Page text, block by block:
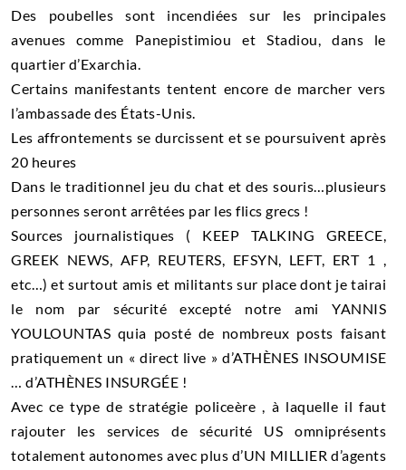
Des poubelles sont incendiées sur les principales
avenues comme Panepistimiou et Stadiou, dans le
quartier d’Exarchia.
Certains manifestants tentent encore de marcher vers
l’ambassade des États-Unis.
Les affrontements se durcissent et se poursuivent après
20 heures
Dans le traditionnel jeu du chat et des souris…plusieurs
personnes seront arrêtées par les flics grecs !
Sources journalistiques ( KEEP TALKING GREECE,
GREEK NEWS, AFP, REUTERS, EFSYN, LEFT, ERT 1 ,
etc…) et surtout amis et militants sur place dont je tairai
le nom par sécurité excepté notre ami YANNIS
YOULOUNTAS quia posté de nombreux posts faisant
pratiquement un « direct live » d’ATHÈNES INSOUMISE
… d’ATHÈNES INSURGÉE !
Avec ce type de stratégie policeère , à laquelle il faut
rajouter les services de sécurité US omniprésents
totalement autonomes avec plus d’UN MILLIER d’agents